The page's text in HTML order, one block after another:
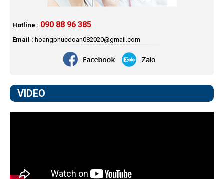
Hotline : 090 88 96 385
Email : hoangphucdoan082020@gmail.com
VIDEO